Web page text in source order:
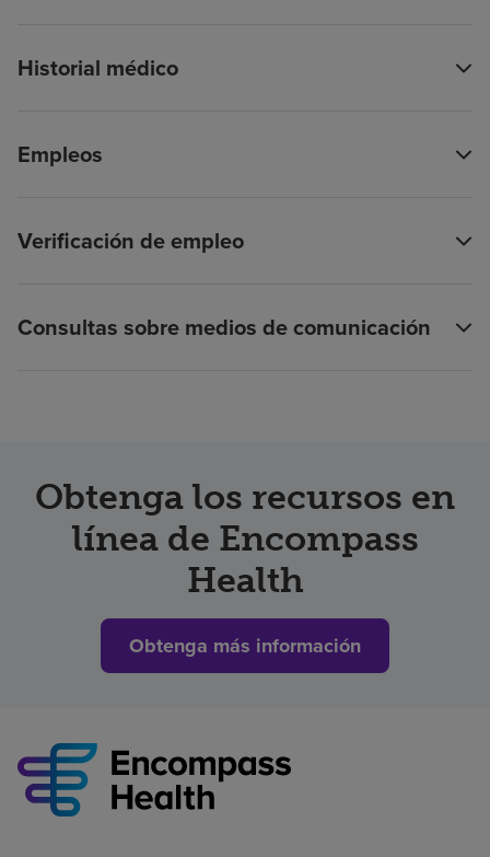
Historial médico
Empleos
Verificación de empleo
Consultas sobre medios de comunicación
Obtenga los recursos en
línea de Encompass
Health
Obtenga más información